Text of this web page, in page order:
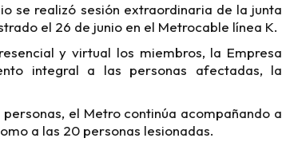
se realizó sesión extraordinaria de la junta
el 26 de junio en el Metrocable línea K.
y virtual los miembros, la Empresa
integral a las personas afectadas, la
el Metro continúa acompañando a
a las 20 personas lesionadas.